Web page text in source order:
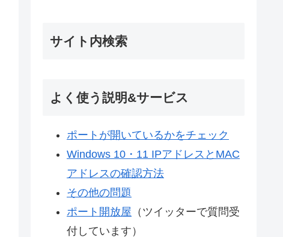
サイト内検索
よく使う説明&サービス
ポートが開いているかをチェック
Windows 10・11 IPアドレスとMAC
アドレスの確認方法
その他の問題
ポート開放屋 （ツイッターで質問受
付しています）